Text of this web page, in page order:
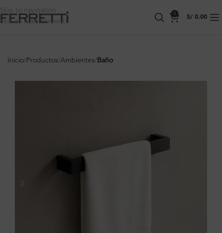
Skip to navigation
Skip to main content
0
S/ 0.00
Inicio Productos Ambientes Baño